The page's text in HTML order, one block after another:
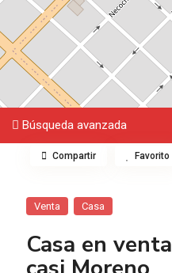
Búsqueda avanzada
Venta Casa
Casa en
Compartir Favorito